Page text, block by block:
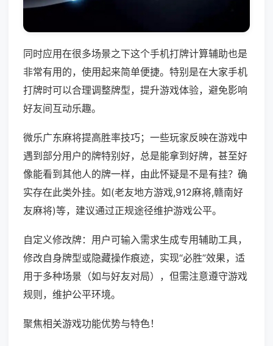
同时应用在很多场景之下这个手机打牌计算辅助也是
非常有用的，使用起来简单便捷。特别是在大家手机
打牌时可以合理调整牌型，提升游戏体验，避免影响
好友间互动乐趣。
微乐广东麻将提高胜率技巧；一些玩家反映在游戏中
遇到部分用户的牌特别好，总是能拿到好牌，甚至好
像能看到其他人的牌一样，由此怀疑是不是有挂？确
实存在此类外挂。如(老友地方游戏,912麻将,赣南好
友麻将)等，建议通过正规途径维护游戏公平。
自定义修改牌：用户可输入需求生成专用辅助工具，
修改自身牌型或隐藏操作痕迹，实现“必胜”效果，适
用于多种场景（如与好友对局），但需注意遵守游戏
规则，维护公平环境。
聚焦相关游戏功能优势与特色！